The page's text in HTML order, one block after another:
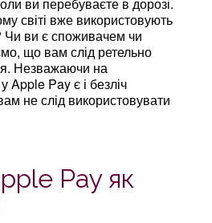
ви перебуваєте в дорозі.
світі вже використовують
Чи ви є споживачем чи
що вам слід ретельно
Незважаючи на
Apple Pay є і безліч
не слід використовувати
Pay як